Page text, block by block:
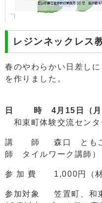
レジンネックレス
春のやわらかい日差し
を作りました。
日 時 4月15日（月
和束町体験交流セン
講 師 森口 ともこ
師 タイルワーク講師）
参 加 費 1,000円（材
参加対象 笠置町、和